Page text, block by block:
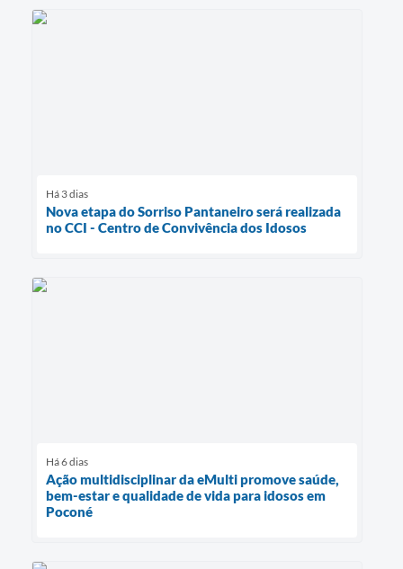
Há 3 dias
Nova etapa do Sorriso Pantaneiro será realizada
no CCI - Centro de Convivência dos Idosos
Há 6 dias
Ação multidisciplinar da eMulti promove saúde,
bem-estar e qualidade de vida para idosos em
Poconé